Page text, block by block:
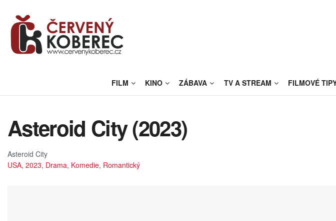
FILM KINO ZÁBAVA TV A STREAM FILMOVÉ
Asteroid City (2023)
Asteroid City
USA, 2023, Drama, Komedie, Romantický